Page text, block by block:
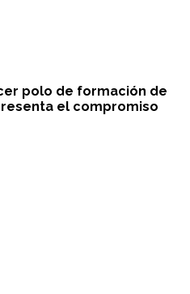
polo de formación de
el compromiso